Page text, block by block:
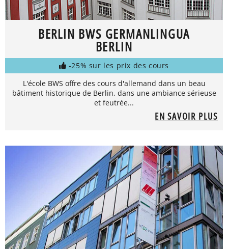
BERLIN BWS GERMANLINGUA
BERLIN
-25% sur les prix des cours
L'école BWS offre des cours d'allemand dans un beau
bâtiment historique de Berlin, dans une ambiance sérieuse
et feutrée...
EN SAVOIR PLUS